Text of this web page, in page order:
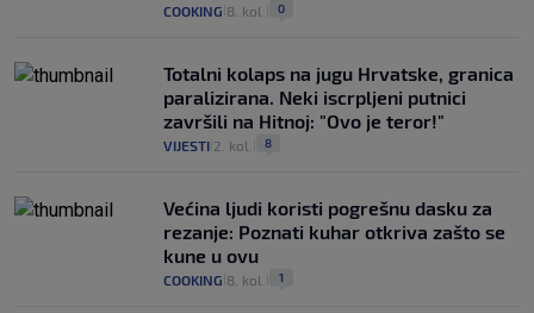
COOKING 8. kol. 0
Totalni kolaps na jugu Hrvatske, granica
paralizirana. Neki iscrpljeni putnici
završili na Hitnoj: "Ovo je teror!"
VIJESTI 2. kol. 8
Većina ljudi koristi pogrešnu dasku za
rezanje: Poznati kuhar otkriva zašto se
kune u ovu
COOKING 8. kol. 1